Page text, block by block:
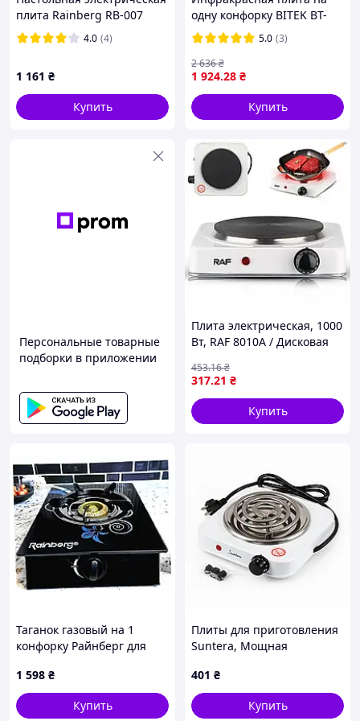
плита Rainberg RB-007
Gray двухконфорочная
компактная переносная
4.0 (4)
1 161 ₴
Купить
одну конфорку BITEK BT-
8006 Электроплита для
дома и дачи
5.0 (3)
1 924.28 ₴
2 636₴
Купить
Персональные товарные
подборки в приложении
Плита электрическая, 1000
Вт, RAF 8010A / Дисковая
электроплитка /
Настольная мини плита
317.21 ₴
453.16₴
Купить
Таганок газовый на 1
конфорку Райнберг для
1 598 ₴
Купить
Плиты для приготовления
Suntera, Мощная
дома, Бытовая плита
настольная YK-74
401 ₴
Купить